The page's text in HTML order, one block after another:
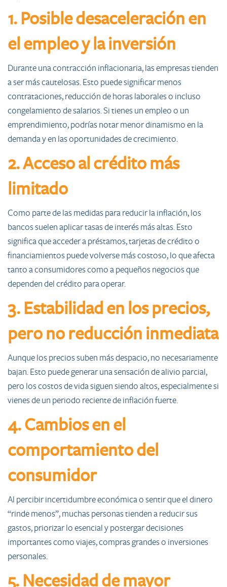
1. Posible desaceleración en
el empleo y la inversión
Durante una contracción inflacionaria, las empresas tienden
a ser más cautelosas. Esto puede significar menos
contrataciones, reducción de horas laborales o incluso
congelamiento de salarios. Si tienes un empleo o un
emprendimiento, podrías notar menor dinamismo en la
demanda y en las oportunidades de crecimiento.
2. Acceso al crédito más
limitado
Como parte de las medidas para reducir la inflación, los
bancos suelen aplicar tasas de interés más altas. Esto
significa que acceder a préstamos, tarjetas de crédito o
financiamientos puede volverse más costoso, lo que afecta
tanto a consumidores como a pequeños negocios que
dependen del crédito para operar.
3. Estabilidad en los precios,
pero no reducción inmediata
Aunque los precios suben más despacio, no necesariamente
bajan. Esto puede generar una sensación de alivio parcial,
pero los costos de vida siguen siendo altos, especialmente si
vienes de un periodo reciente de inflación fuerte.
4. Cambios en el
comportamiento del
consumidor
Al percibir incertidumbre económica o sentir que el dinero
“rinde menos”, muchas personas tienden a reducir sus
gastos, priorizar lo esencial y postergar decisiones
importantes como viajes, compras grandes o inversiones
personales.
5. Necesidad de mayor